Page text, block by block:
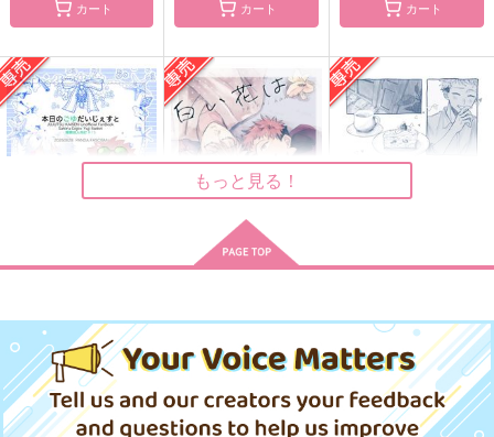
ごじょにゃんとゆじく
ん4
787円（税込）
五条悟×虎杖悠仁
サンプル
作品詳細
青の輪郭
むるいも
4,288 （税込）
五条悟×虎杖悠仁
サンプル
作品詳細
俺の話を聞いてくれ
チョコレートボンバ
ー
2,673円 （税込）
五条悟×虎杖悠仁
サンプル
作品詳細
カート カート カート
と
パンダファシズム
専売 220円（税込）
呪術廻戦
五条悟×虎杖悠仁
はしゃぎ太郎
専売 1,257円（税込）
五条悟×虎杖悠仁
は
爆速ししゃも
677円 （税込）
呪術廻戦
五条悟×虎杖悠仁
もっと見る！